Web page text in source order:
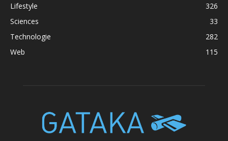
Lifestyle
326
Sciences
33
Technologie
282
Web
115